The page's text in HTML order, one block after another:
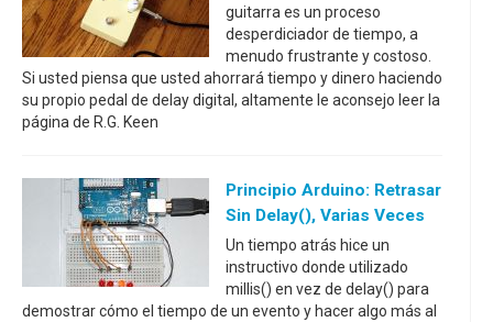
guitarra es un proceso
desperdiciador de tiempo, a
menudo frustrante y costoso.
Si usted piensa que usted ahorrará tiempo y dinero haciendo
su propio pedal de delay digital, altamente le aconsejo leer la
página de R.G. Keen
Principio Arduino: Retrasar
Sin Delay(), Varias Veces
Un tiempo atrás hice un
instructivo donde utilizado
millis() en vez de delay() para
demostrar cómo el tiempo de un evento y hacer algo más al